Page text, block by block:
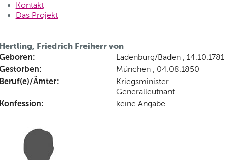
Kontakt
Das Projekt
Friedrich Freiherr von
Ladenburg/Baden , 14.10.1781
München , 04.08.1850
Ämter:
Kriegsminister
Generalleutnant
keine Angabe